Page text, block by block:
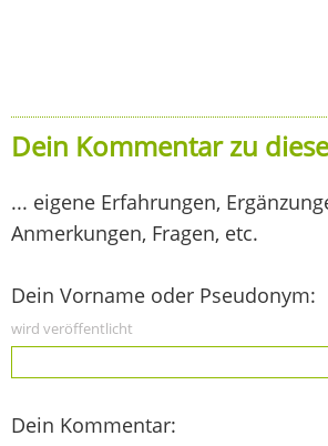
Dein Kommentar zu
... eigene Erfahrungen,
Anmerkungen, Fragen, etc.
Dein Vorname oder Pseudonym:
wird veröffentlicht
Dein Kommentar: